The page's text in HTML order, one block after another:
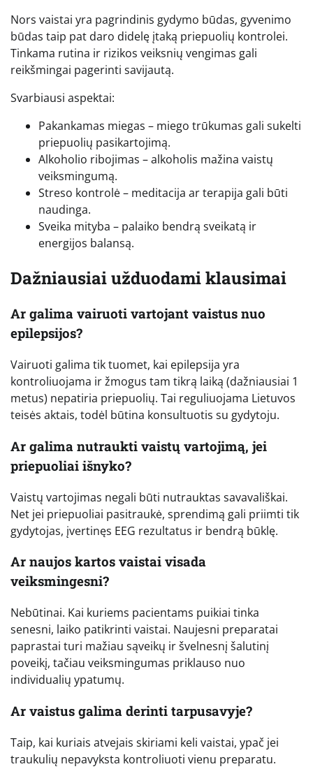
Nors vaistai yra pagrindinis gydymo būdas, gyvenimo
būdas taip pat daro didelę įtaką priepuolių kontrolei.
Tinkama rutina ir rizikos veiksnių vengimas gali
reikšmingai pagerinti savijautą.
Svarbiausi aspektai:
Pakankamas miegas – miego trūkumas gali sukelti
priepuolių pasikartojimą.
Alkoholio ribojimas – alkoholis mažina vaistų
veiksmingumą.
Streso kontrolė – meditacija ar terapija gali būti
naudinga.
Sveika mityba – palaiko bendrą sveikatą ir
energijos balansą.
Dažniausiai užduodami klausimai
Ar galima vairuoti vartojant vaistus nuo
epilepsijos?
Vairuoti galima tik tuomet, kai epilepsija yra
kontroliuojama ir žmogus tam tikrą laiką (dažniausiai 1
metus) nepatiria priepuolių. Tai reguliuojama Lietuvos
teisės aktais, todėl būtina konsultuotis su gydytoju.
Ar galima nutraukti vaistų vartojimą, jei
priepuoliai išnyko?
Vaistų vartojimas negali būti nutrauktas savavališkai.
Net jei priepuoliai pasitraukė, sprendimą gali priimti tik
gydytojas, įvertinęs EEG rezultatus ir bendrą būklę.
Ar naujos kartos vaistai visada
veiksmingesni?
Nebūtinai. Kai kuriems pacientams puikiai tinka
senesni, laiko patikrinti vaistai. Naujesni preparatai
paprastai turi mažiau sąveikų ir švelnesnį šalutinį
poveikį, tačiau veiksmingumas priklauso nuo
individualių ypatumų.
Ar vaistus galima derinti tarpusavyje?
Taip, kai kuriais atvejais skiriami keli vaistai, ypač jei
traukulių nepavyksta kontroliuoti vienu preparatu.